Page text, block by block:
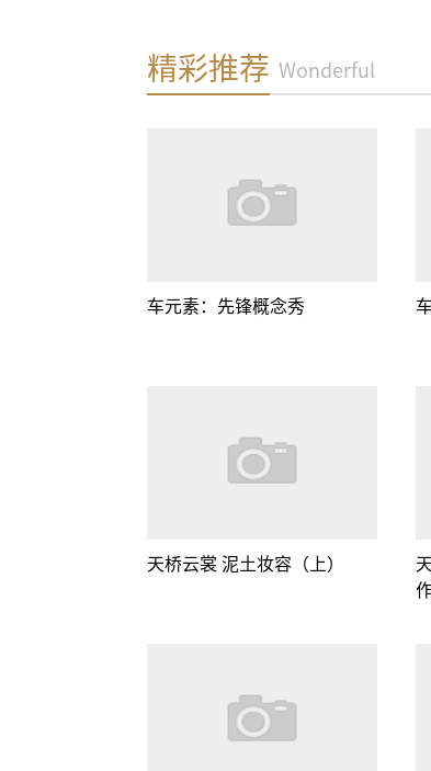
精彩推荐 Wonderful
车元素：先锋概念秀
天桥云裳 泥土妆容（上）